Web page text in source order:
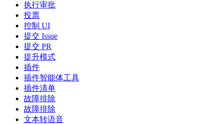
执行审批
投票
控制 UI
提交 Issue
提交 PR
提升模式
插件
插件智能体工具
插件清单
故障排除
故障排除
文本转语音